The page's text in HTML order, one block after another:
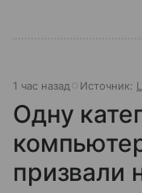
1 час назад Источник:
Одну
призвали